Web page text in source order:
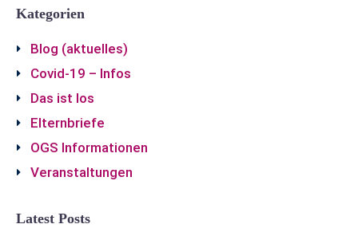
Kategorien
Blog (aktuelles)
Covid-19 – Infos
Das ist los
Elternbriefe
OGS Informationen
Veranstaltungen
Latest Posts